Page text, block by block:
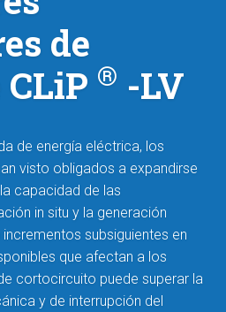
de
® -LV
de energía eléctrica, los
visto obligados a expandirse
capacidad de las
in situ y la generación
subsiguientes en
que afectan a los
cortocircuito puede superar la
y de interrupción del